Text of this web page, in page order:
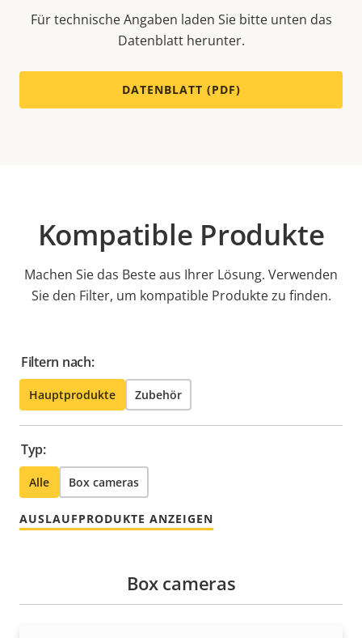
Für technische Angaben laden Sie bitte unten das
Datenblatt herunter.
DATENBLATT (PDF)
Kompatible Produkte
Machen Sie das Beste aus Ihrer Lösung. Verwenden
Sie den Filter, um kompatible Produkte zu finden.
Filtern nach:
Hauptprodukte Zubehör
Typ:
Alle Box cameras
AUSLAUFPRODUKTE ANZEIGEN
Box cameras